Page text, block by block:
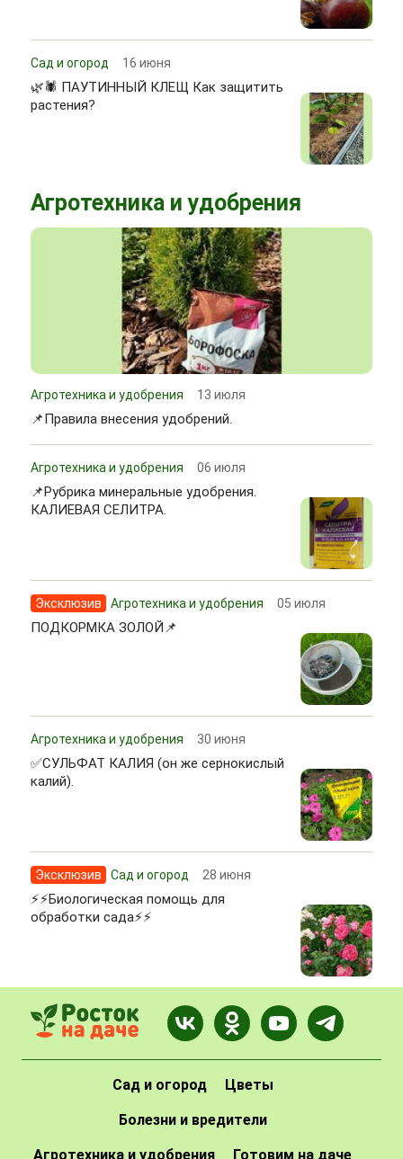
Сад и огород 16 июня
🌿🕷 ПАУТИННЫЙ КЛЕЩ Как защитить
растения?
Агротехника и удобрения
Агротехника и удобрения 13 июля
📌Правила внесения удобрений.
Агротехника и удобрения 06 июля
📌Рубрика минеральные удобрения.
КАЛИЕВАЯ СЕЛИТРА.
Эксклюзив Агротехника и удобрения 05 июля
ПОДКОРМКА ЗОЛОЙ📌
Агротехника и удобрения 30 июня
✅СУЛЬФАТ КАЛИЯ (он же сернокислый
калий).
Эксклюзив Сад и огород 28 июня
⚡⚡Биологическая помощь для
обработки сада⚡⚡
Сад и огород Цветы
Болезни и вредители
Агротехника и удобрения Готовим на даче